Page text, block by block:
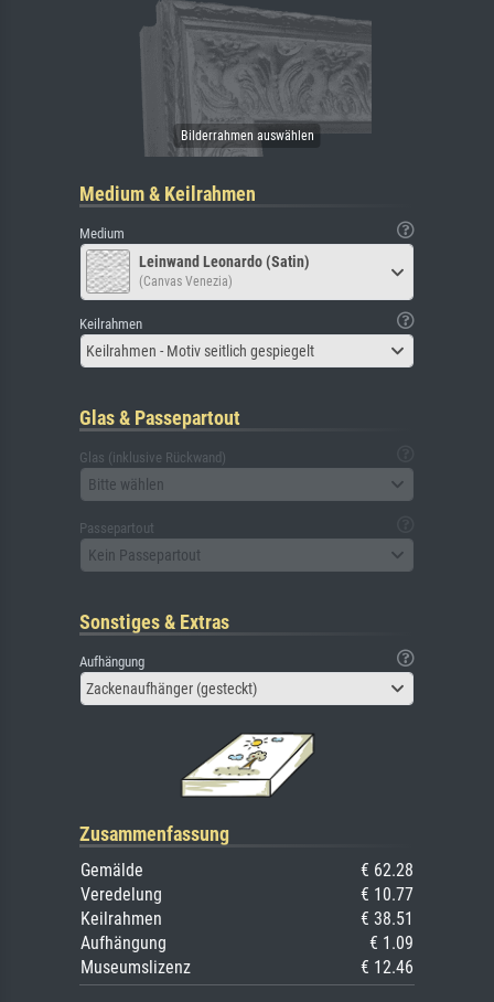
Medium & Keilrahmen
Medium
Leinwand Leonardo (Satin)
(Canvas Venezia)
Keilrahmen
Keilrahmen - Motiv seitlich gespiegelt
Glas & Passepartout
Glas (inklusive Rückwand)
Bitte wählen
Passepartout
Kein Passepartout
Sonstiges & Extras
Aufhängung
Zackenaufhänger (gesteckt)
Zusammenfassung
Gemälde
€ 62.28
Veredelung
€ 10.77
Keilrahmen
€ 38.51
Aufhängung
€ 1.09
Museumslizenz
€ 12.46